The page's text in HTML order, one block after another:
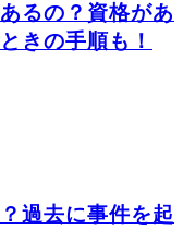
るの？資格があ
きの手順も！
過去に事件を起